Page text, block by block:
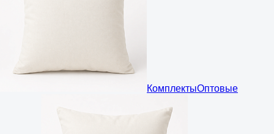
КомплектыОптовые